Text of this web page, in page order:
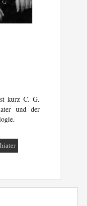
kurz C. G.
und der